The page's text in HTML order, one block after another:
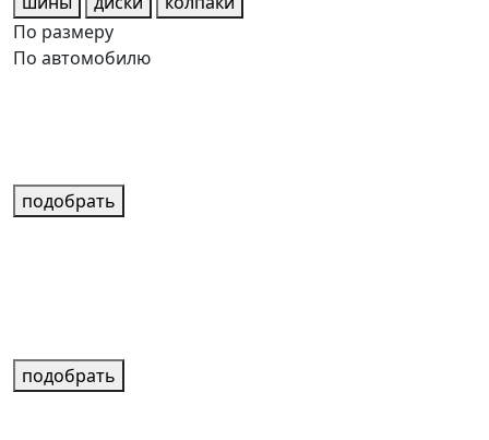
По размеру
По автомобилю
подобрать
подобрать